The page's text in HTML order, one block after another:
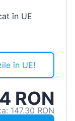
în UE
în UE!
RON
147.30 RON